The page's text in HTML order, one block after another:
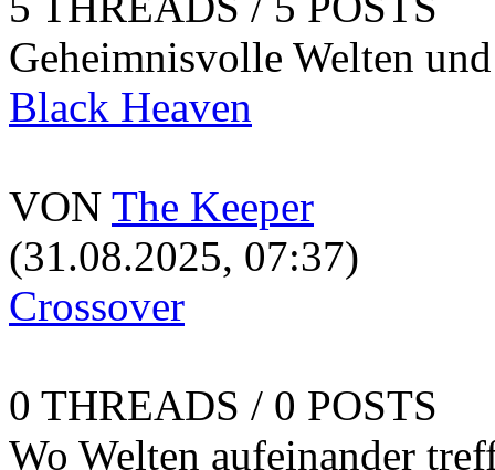
Geheimnisvolle Welten
Black Heaven
VON The Keeper
(31.08.2025, 07:37)
Crossover
0 THREADS / 0 POSTS
Wo Welten aufeinander